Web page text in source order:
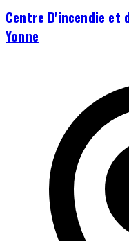
Centre D'incendie et
Yonne